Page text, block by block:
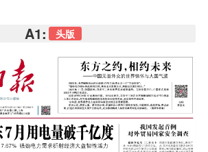
A1: 头版